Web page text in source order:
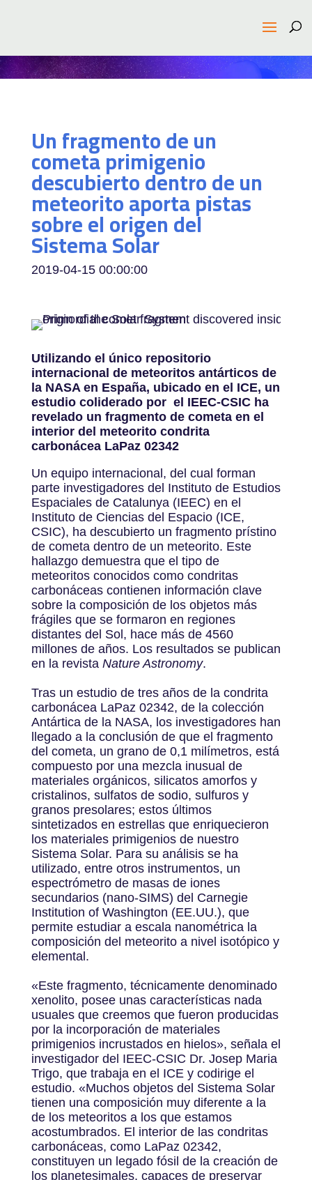
Un fragmento de un
cometa primigenio
descubierto dentro de un
meteorito aporta pistas
sobre el origen del
Sistema Solar
2019-04-15 00:00:00
Utilizando el único repositorio
internacional de meteoritos antárticos de
la NASA en España, ubicado en el ICE, un
estudio coliderado por el IEEC-CSIC ha
revelado un fragmento de cometa en el
interior del meteorito condrita
carbonácea LaPaz 02342
Un equipo internacional, del cual forman
parte investigadores del Instituto de Estudios
Espaciales de Catalunya(IEEC) en el
Instituto de Ciencias del Espacio (ICE,
CSIC), ha descubierto un fragmento prístino
de cometa dentro de un meteorito. Este
hallazgo demuestra que el tipo de
meteoritos conocidos como condritas
carbonáceas contienen información clave
sobre la composición de los objetos más
frágiles que se formaron en regiones
distantes del Sol, hace más de 4560
millones de años. Los resultados se publican
en la revista Nature Astronomy.
Tras un estudio de tres años de la condrita
carbonácea LaPaz 02342, de la colección
Antártica de la NASA, los investigadores han
llegado a la conclusión de que el fragmento
del cometa, un grano de 0,1 milímetros, está
compuesto por una mezcla inusual de
materiales orgánicos, silicatos amorfos y
cristalinos, sulfatos de sodio, sulfuros y
granos presolares; estos últimos
sintetizados en estrellas que enriquecieron
los materiales primigenios de nuestro
Sistema Solar. Para su análisis se ha
utilizado, entre otros instrumentos, un
espectrómetro de masas de iones
secundarios (nano-SIMS) del Carnegie
Institution of Washington (EE.UU.), que
permite estudiar a escala nanométrica la
composición del meteorito a nivel isotópico y
elemental.
«Este fragmento, técnicamente denominado
xenolito, posee unas características nada
usuales que creemos que fueron producidas
por la incorporación de materiales
primigenios incrustados en hielos», señala el
investigador del IEEC-CSIC Dr. Josep Maria
Trigo, que trabaja en el ICE y codirige el
estudio. «Muchos objetos del Sistema Solar
tienen una composición muy diferente a la
de los meteoritos a los que estamos
acostumbrados. El interior de las condritas
carbonáceas, como LaPaz 02342,
constituyen un legado fósil de la creación de
los planetesimales, capaces de preservar